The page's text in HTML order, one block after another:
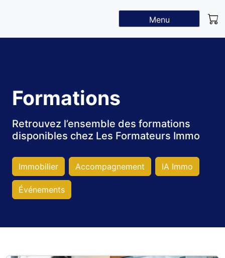
Menu
Formations
Retrouvez l’ensemble des formations
disponibles chez Les Formateurs Immo
Immobilier Accompagnement IA Immo
Événements